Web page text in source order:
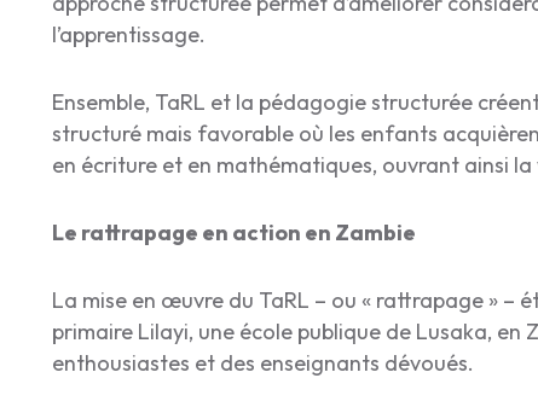
l’apprentissage.
Ensemble, TaRL et la pédagogie structurée
structuré mais favorable où les enfants
en écriture et en mathématiques, ouvrant ainsi
Le rattrapage en action en Zambie
La mise en œuvre du TaRL – ou « rattrapage » –
primaire Lilayi, une école publique de Lusaka, en
enthousiastes et des enseignants dévoués.